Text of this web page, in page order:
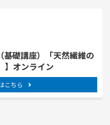
礎講座）「天然繊維の
】オンライン
こちら